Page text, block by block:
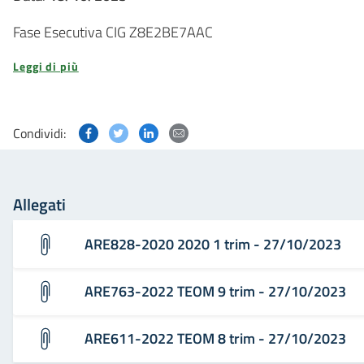
Fase Esecutiva CIG Z8E2BE7AAC
Leggi di più
Condividi: Condividi questa pagina su Facebook
Condividi questa pagina su Twitter
Condividi questa pagina su Linkedin
Allegati
ARE828-2020 2020 1 trim - 27/10/2023
ARE763-2022 TEOM 9 trim - 27/10/2023
ARE611-2022 TEOM 8 trim - 27/10/2023